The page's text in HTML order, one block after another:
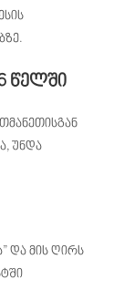
წელში
უნდა
და მის ღირს